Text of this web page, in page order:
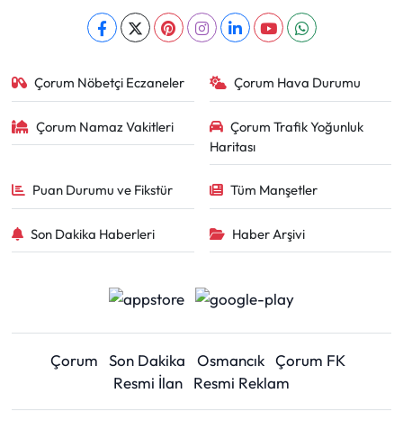
Çorum Nöbetçi Eczaneler Çorum Hava Durumu
Çorum Namaz Vakitleri
Çorum Trafik Yoğunluk
Haritası
Puan Durumu ve Fikstür Tüm Manşetler
Son Dakika Haberleri Haber Arşivi
Çorum Son Dakika Osmancık Çorum FK
Resmi İlan
Resmi Reklam